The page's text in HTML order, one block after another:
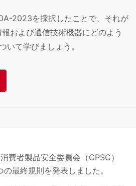
2023を採択したことで、それが
および通信技術機器にどのよう
いて学びましょう。
費者製品安全委員会（CPSC）
最終規則を発表しました。